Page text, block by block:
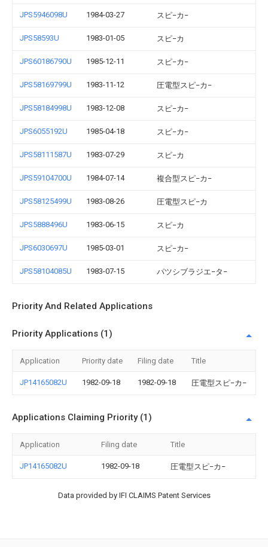
JPS5946098U 1984-03-27 スピ−カ−
JPS58593U 1983-01-05 スピ−カ
JPS60186790U 1985-12-11 スピ−カ−
JPS58169799U 1983-11-12 圧電型スピ−カ−
JPS58184998U 1983-12-08 スピ−カ−
JPS6055192U 1985-04-18 スピ−カ−
JPS58111587U 1983-07-29 スピ−カ
JPS59104700U 1984-07-14 複合型スピ−カ−
JPS58125499U 1983-08-26 圧電型スピ−カ
JPS5888496U 1983-06-15 スピ−カ
JPS6030697U 1985-03-01 スピ−カ−
JPS58104085U 1983-07-15 パツシブラジエ−タ−
Priority And Related Applications
Priority Applications (1)
Application Priority date Filing date Title
JP14165082U 1982-09-18 1982-09-18 圧電型スピ−カ−
Applications Claiming Priority (1)
Application Filing date Title
JP14165082U 1982-09-18 圧電型スピ−カ−
Data provided by IFI CLAIMS Patent Services